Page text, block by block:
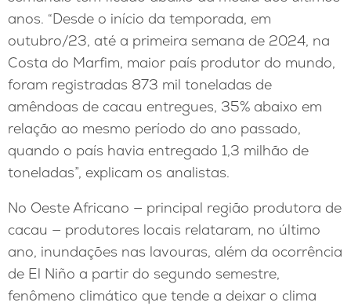
anos. “Desde o início da temporada, em
outubro/23, até a primeira semana de 2024, na
Costa do Marfim, maior país produtor do mundo,
foram registradas 873 mil toneladas de
amêndoas de cacau entregues, 35% abaixo em
relação ao mesmo período do ano passado,
quando o país havia entregado 1,3 milhão de
toneladas”, explicam os analistas.
No Oeste Africano — principal região produtora de
cacau — produtores locais relataram, no último
ano, inundações nas lavouras, além da ocorrência
de El Niño a partir do segundo semestre,
fenômeno climático que tende a deixar o clima